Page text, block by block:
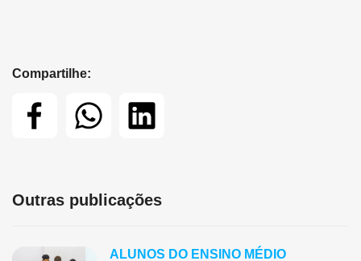
Compartilhe:
Outras publicações
ALUNOS DO ENSINO MÉDIO